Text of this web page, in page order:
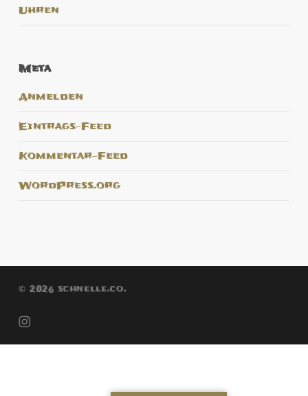
Uhren
Meta
Anmelden
Eintrags-Feed
Kommentar-Feed
WordPress.org
© 2026 schnelle.co.
instagram